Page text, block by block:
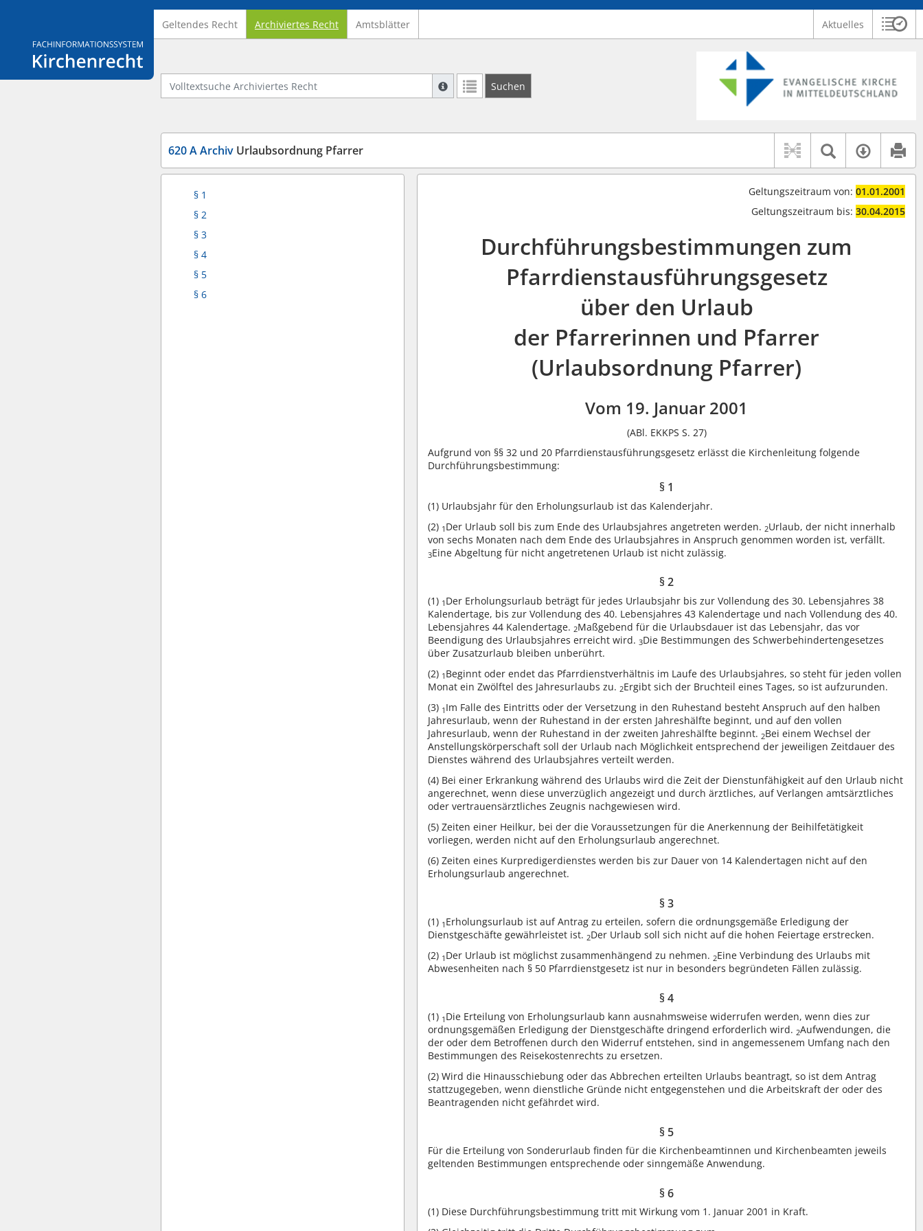
Logo Fachinformationssystem Kirchenrecht
Geltendes Recht Archiviertes Recht Amtsblätter Aktuelles
Volltextsuche Archiviertes Recht
Suche mit Platzhalter "*", Bsp. Pfarrer*, findet auch: "Pfarrerinitiative" oder "Pfarrerausschuss".
Suchen
Logo Ev. Kirche in Mitteldeutschland
620 A Archiv Urlaubsordnung Pfarrer Textsuche
§ 1
§ 2
§ 3
§ 4
§ 5
§ 6
Geltungszeitraum von: 01.01.2001
Geltungszeitraum bis: 30.04.2015
Durchführungsbestimmungen zum
Pfarrdienstausführungsgesetz
über den Urlaub
der Pfarrerinnen und Pfarrer
(Urlaubsordnung Pfarrer)
Vom 19. Januar 2001
(ABl. EKKPS S. 27)
Aufgrund von §§ 32 und 20 Pfarrdienstausführungsgesetz erlässt die Kirchenleitung folgende
Durchführungsbestimmung:
§ 1
(1) Urlaubsjahr für den Erholungsurlaub ist das Kalenderjahr.
(2) 1 Der Urlaub soll bis zum Ende des Urlaubsjahres angetreten werden. 2Urlaub, der nicht innerhalb
von sechs Monaten nach dem Ende des Urlaubsjahres in Anspruch genommen worden ist, verfällt.
3Eine Abgeltung für nicht angetretenen Urlaub ist nicht zulässig.
§ 2
(1) 1 Der Erholungsurlaub beträgt für jedes Urlaubsjahr bis zur Vollendung des 30. Lebensjahres 38
Kalendertage, bis zur Vollendung des 40. Lebensjahres 43 Kalendertage und nach Vollendung des 40.
Lebensjahres 44 Kalendertage. 2Maßgebend für die Urlaubsdauer ist das Lebensjahr, das vor
Beendigung des Urlaubsjahres erreicht wird.3Die Bestimmungen des Schwerbehindertengesetzes
über Zusatzurlaub bleiben unberührt.
(2) 1 Beginnt oder endet das Pfarrdienstverhältnis im Laufe des Urlaubsjahres, so steht für jeden vollen
Monat ein Zwölftel des Jahresurlaubs zu. 2Ergibt sich der Bruchteil eines Tages, so ist aufzurunden.
(3) 1 Im Falle des Eintritts oder der Versetzung in den Ruhestand besteht Anspruch auf den halben
Jahresurlaub, wenn der Ruhestand in der ersten Jahreshälfte beginnt, und auf den vollen
Jahresurlaub, wenn der Ruhestand in der zweiten Jahreshälfte beginnt. 2Bei einem Wechsel der
Anstellungskörperschaft soll der Urlaub nach Möglichkeit entsprechend der jeweiligen Zeitdauer des
Dienstes während des Urlaubsjahres verteilt werden.
(4) Bei einer Erkrankung während des Urlaubs wird die Zeit der Dienstunfähigkeit auf den Urlaub nicht
angerechnet, wenn diese unverzüglich angezeigt und durch ärztliches, auf Verlangen amtsärztliches
oder vertrauensärztliches Zeugnis nachgewiesen wird.
(5) Zeiten einer Heilkur, bei der die Voraussetzungen für die Anerkennung der Beihilfetätigkeit
vorliegen, werden nicht auf den Erholungsurlaub angerechnet.
(6) Zeiten eines Kurpredigerdienstes werden bis zur Dauer von 14 Kalendertagen nicht auf den
Erholungsurlaub angerechnet.
§ 3
(1) 1 Erholungsurlaub ist auf Antrag zu erteilen, sofern die ordnungsgemäße Erledigung der
Dienstgeschäfte gewährleistet ist. 2Der Urlaub soll sich nicht auf die hohen Feiertage erstrecken.
(2) 1 Der Urlaub ist möglichst zusammenhängend zu nehmen. 2Eine Verbindung des Urlaubs mit
Abwesenheiten nach § 50 Pfarrdienstgesetz ist nur in besonders begründeten Fällen zulässig.
§ 4
(1) 1 Die Erteilung von Erholungsurlaub kann ausnahmsweise widerrufen werden, wenn dies zur
ordnungsgemäßen Erledigung der Dienstgeschäfte dringend erforderlich wird. 2Aufwendungen, die
der oder dem Betroffenen durch den Widerruf entstehen, sind in angemessenem Umfang nach den
Bestimmungen des Reisekostenrechts zu ersetzen.
(2) Wird die Hinausschiebung oder das Abbrechen erteilten Urlaubs beantragt, so ist dem Antrag
stattzugegeben, wenn dienstliche Gründe nicht entgegenstehen und die Arbeitskraft der oder des
Beantragenden nicht gefährdet wird.
§ 5
Für die Erteilung von Sonderurlaub finden für die Kirchenbeamtinnen und Kirchenbeamten jeweils
geltenden Bestimmungen entsprechende oder sinngemäße Anwendung.
§ 6
(1) Diese Durchführungsbestimmung tritt mit Wirkung vom 1. Januar 2001 in Kraft.